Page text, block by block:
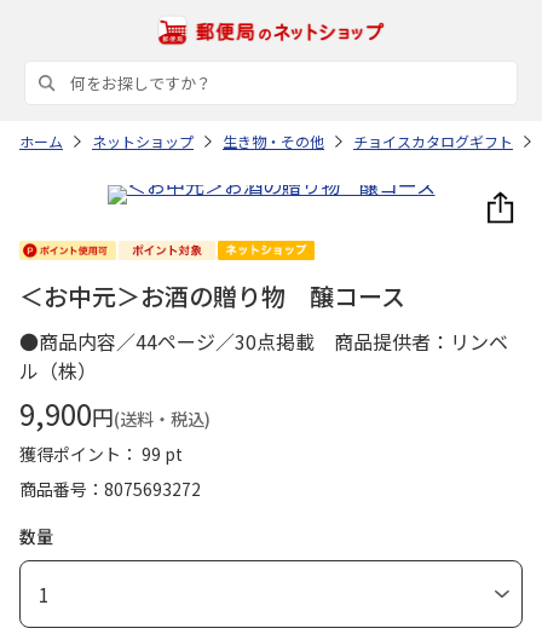
ホーム ネットショップ 生き物・その他 チョイスカタログギフト
＜お中元＞お酒の贈り物 醸コース
●商品内容／44ページ／30点掲載 商品提供者：リンベ
ル（株）
9,900円(送料・税込)
獲得ポイント： 99 pt
商品番号
8075693272
数量
1